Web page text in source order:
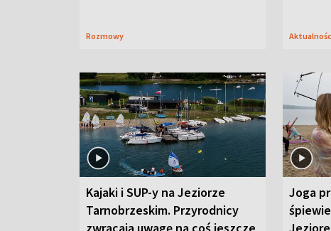
Rozmowy
Kajaki i SUP-y na Jeziorze
Tarnobrzeskim. Przyrodnicy
Joga